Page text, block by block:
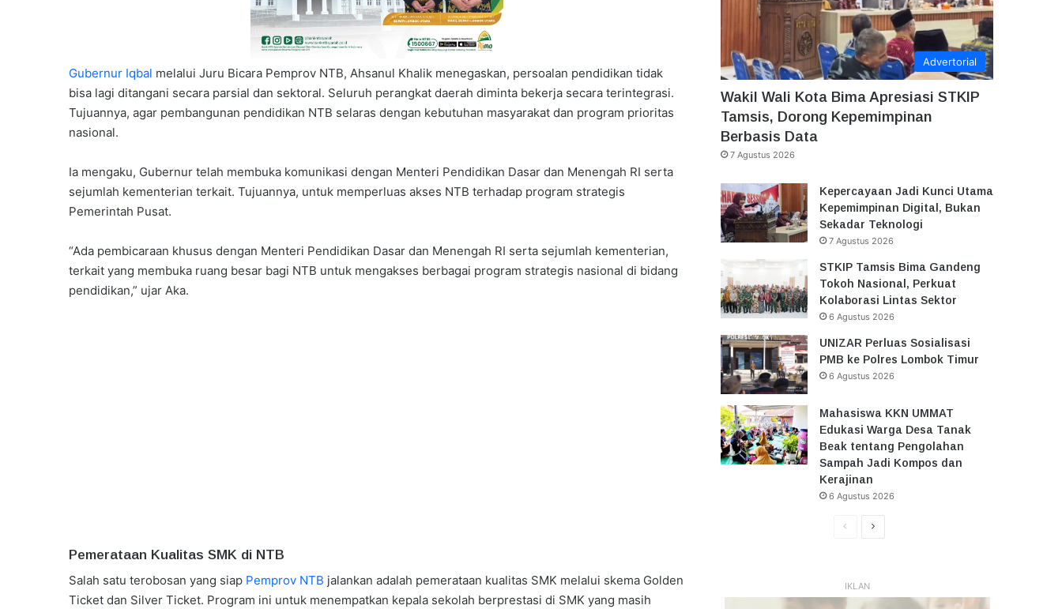
Gubernur Iqbal melalui Juru Bicara Pemprov NTB, Ahsanul Khalik menegaskan, persoalan pendidikan tidak
bisa lagi ditangani secara parsial dan sektoral. Seluruh perangkat daerah diminta bekerja secara terintegrasi.
Tujuannya, agar pembangunan pendidikan NTB selaras dengan kebutuhan masyarakat dan program prioritas
nasional.
Ia mengaku, Gubernur telah membuka komunikasi dengan Menteri Pendidikan Dasar dan Menengah RI serta
sejumlah kementerian terkait. Tujuannya, untuk memperluas akses NTB terhadap program strategis
Pemerintah Pusat.
“Ada pembicaraan khusus dengan Menteri Pendidikan Dasar dan Menengah RI serta sejumlah kementerian,
terkait yang membuka ruang besar bagi NTB untuk mengakses berbagai program strategis nasional di bidang
pendidikan,” ujar Aka.
Pemerataan Kualitas SMK di NTB
Salah satu terobosan yang siap Pemprov NTB jalankan adalah pemerataan kualitas SMK melalui skema Golden
Ticket dan Silver Ticket. Program ini untuk menempatkan kepala sekolah berprestasi di SMK yang masih
Advertorial
Wakil Wali Kota Bima Apresiasi STKIP
Tamsis, Dorong Kepemimpinan
Berbasis Data
7 Agustus 2026
Kepercayaan Jadi Kunci Utama
Kepemimpinan Digital, Bukan
Sekadar Teknologi
7 Agustus 2026
STKIP Tamsis Bima Gandeng
Tokoh Nasional, Perkuat
Kolaborasi Lintas Sektor
6 Agustus 2026
UNIZAR Perluas Sosialisasi
PMB ke Polres Lombok Timur
6 Agustus 2026
Mahasiswa KKN UMMAT
Edukasi Warga Desa Tanak
Beak tentang Pengolahan
Sampah Jadi Kompos dan
Kerajinan
6 Agustus 2026
HalamanHalaman
IKLAN